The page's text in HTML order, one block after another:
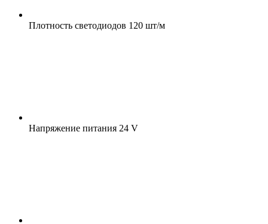
Плотность светодиодов 120 шт/м
Напряжение питания 24 V